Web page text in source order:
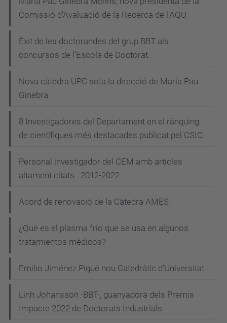
c
Comissió d’Avaluació de la Recerca de l'AQU
Èxit de les doctorandes del grup BBT als
concursos de l'Escola de Doctorat.
Nova càtedra UPC sota la direcció de Maria Pau
Ginebra
8 Investigadores del Departament en el rànquing
de científiques més destacades publicat pel CSIC.
Personal investigador del CEM amb articles
altament citats . 2012-2022
Acord de renovació de la Càtedra AMES
¿Qué es el plasma frío que se usa en algunos
tratamientos médicos?
Emilio Jiménez Piqué nou Catedràtic d'Universitat.
Linh Johansson -BBT-, guanyadora dels Premis
Impacte 2022 de Doctorats Industrials